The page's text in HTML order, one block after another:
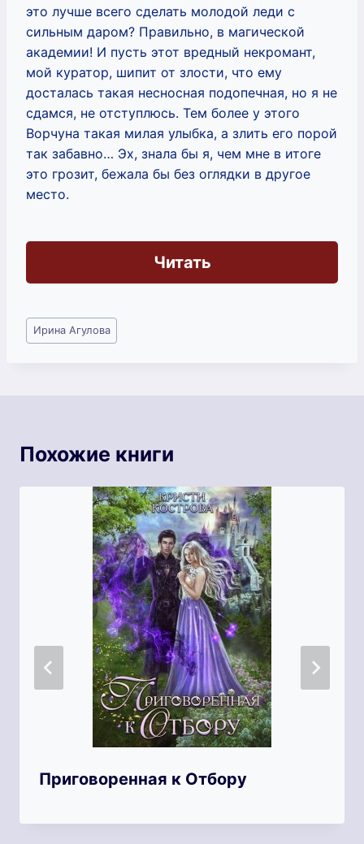
это лучше всего сделать молодой леди с
сильным даром? Правильно, в магической
академии! И пусть этот вредный некромант,
мой куратор, шипит от злости, что ему
досталась такая несносная подопечная, но я не
сдамся, не отступлюсь. Тем более у этого
Ворчуна такая милая улыбка, а злить его порой
так забавно… Эх, знала бы я, чем мне в итоге
это грозит, бежала бы без оглядки в другое
место.
Читать
Метки
записи:
Ирина Агулова
Похожие книги
Приговоренная к Отбору